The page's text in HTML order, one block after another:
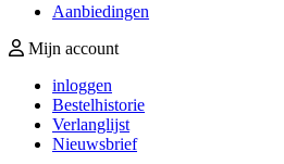
Aanbiedingen
Mijn account
inloggen
Bestelhistorie
Verlanglijst
Nieuwsbrief